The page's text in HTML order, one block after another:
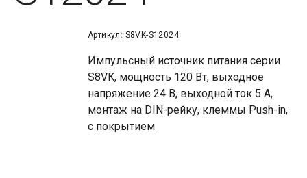
Артикул: S8VK-S12024
Импульсный источник питания серии
S8VK, мощность 120 Вт, выходное
напряжение 24 В, выходной ток 5 A,
монтаж на DIN-рейку, клеммы Push-in,
с покрытием